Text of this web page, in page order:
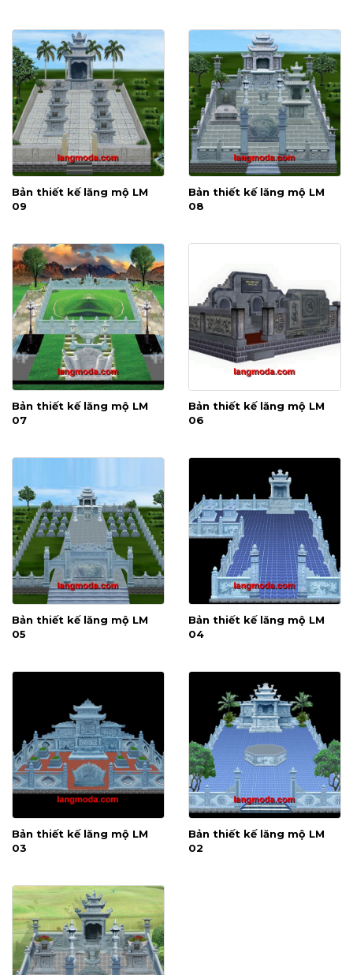
Bản thiết kế lăng mộ LM
09
Bản thiết kế lăng mộ LM
08
Bản thiết kế lăng mộ LM
07
Bản thiết kế lăng mộ LM
06
Bản thiết kế lăng mộ LM
05
Bản thiết kế lăng mộ LM
04
Bản thiết kế lăng mộ LM
03
Bản thiết kế lăng mộ LM
02